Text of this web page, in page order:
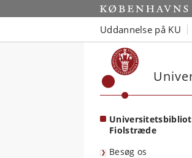
Start
Uddannelse på KU
Fiolstræde
Besøg os